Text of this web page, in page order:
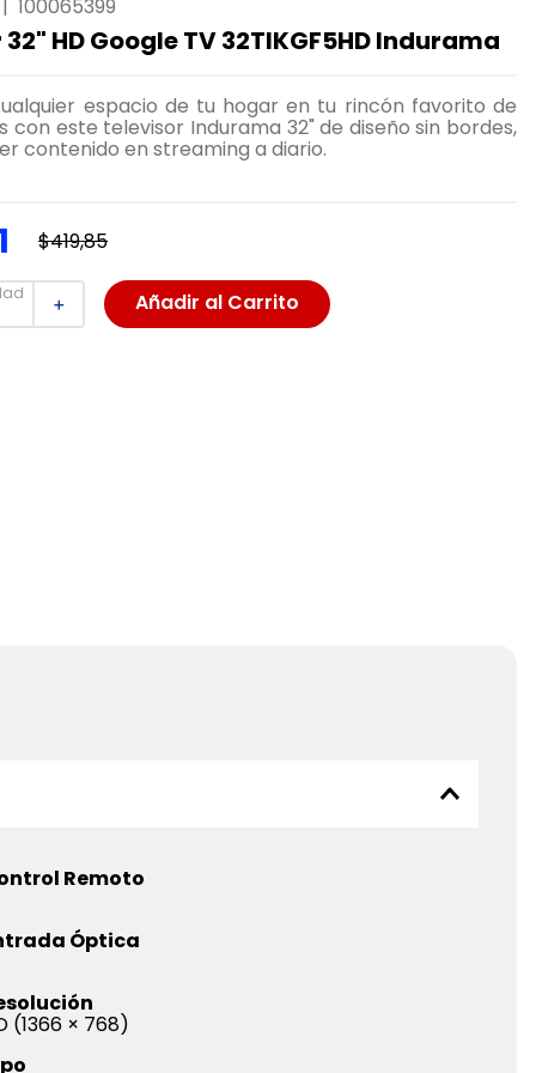
| 100065399
HD Google TV 32TIKGF5HD Indurama
espacio de tu hogar en tu rincón favorito de
con este televisor Indurama 32" de diseño sin bordes,
contenido en streaming a diario.
$419,85
＋ Añadir al Carrito
Remoto
Óptica
(1366 × 768)